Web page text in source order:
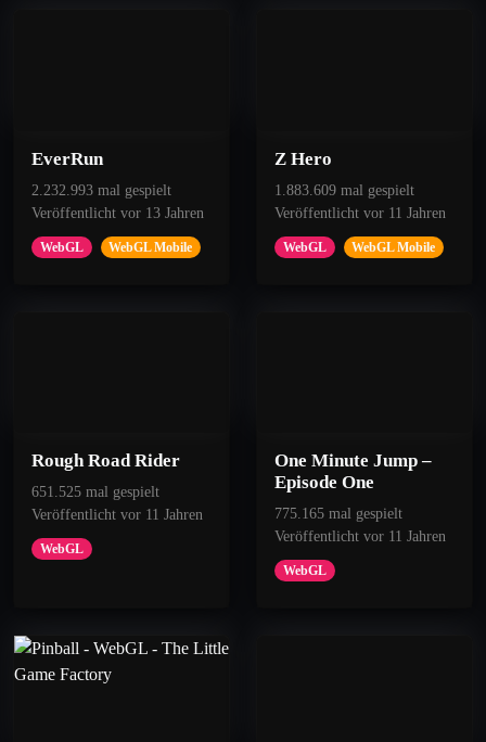
EverRun
2.232.993 mal gespielt
Veröffentlicht vor 13 Jahren
WebGL WebGL Mobile
Z Hero
1.883.609 mal gespielt
Veröffentlicht vor 11 Jahren
WebGL WebGL Mobile
Rough Road Rider
651.525 mal gespielt
Veröffentlicht vor 11 Jahren
WebGL
One Minute Jump –
Episode One
775.165 mal gespielt
Veröffentlicht vor 11 Jahren
WebGL